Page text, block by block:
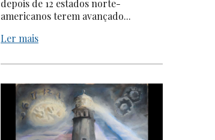
depois de 12 estados norte-
americanos terem avançado...
Ler mais